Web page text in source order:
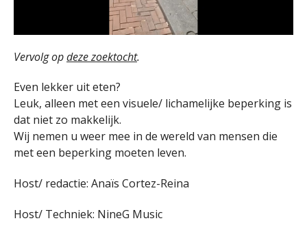
Vervolg opdeze zoektocht.
Even lekker uit eten?
Leuk, alleen met een visuele/ lichamelijke beperking is
dat niet zo makkelijk.
Wij nemen u weer mee in de wereld van mensen die
met een beperking moeten leven.
Host/ redactie: Anaïs Cortez-Reina
Host/ Techniek: NineG Music